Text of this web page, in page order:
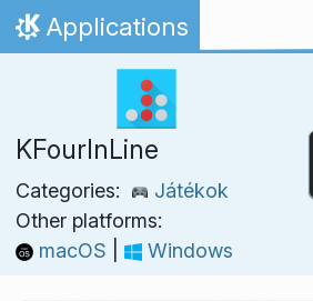
Ugrás a tartalomhoz
Kezdőlap
Applications
KFourInLine
Categories:
Játékok
Other platforms:
macOS
Windows